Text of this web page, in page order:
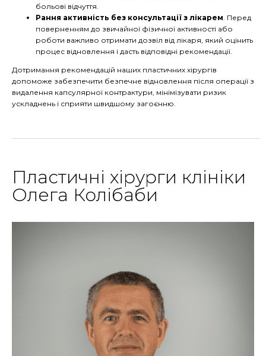
больові відчуття.
Рання активність без консультації з лікарем . Перед
поверненням до звичайної фізичної активності або
роботи важливо отримати дозвіл від лікаря, який оцінить
процес відновлення і дасть відповідні рекомендації.
Дотримання рекомендацій наших пластичних хірургів
допоможе забезпечити безпечне відновлення після операції з
видалення капсулярної контрактури, мінімізувати ризик
ускладнень і сприяти швидшому загоєнню.
Пластичні хірурги клініки
Олега Колібаби